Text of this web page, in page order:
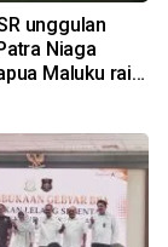
unggulan
Niaga
Maluku raih
ISRA 2026